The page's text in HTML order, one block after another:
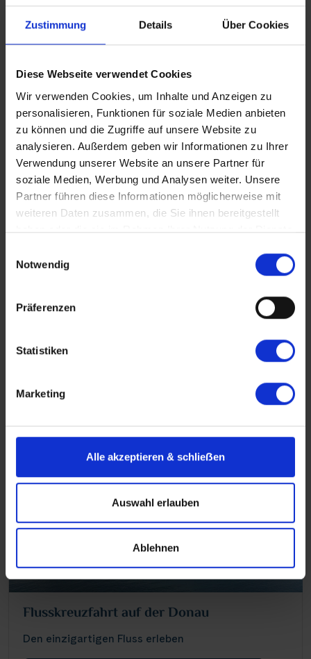
Zustimmung Details Über Cookies
Diese Webseite verwendet Cookies
Wir verwenden Cookies, um Inhalte und Anzeigen zu
personalisieren, Funktionen für soziale Medien anbieten
zu können und die Zugriffe auf unsere Website zu
analysieren. Außerdem geben wir Informationen zu Ihrer
Verwendung unserer Website an unsere Partner für
soziale Medien, Werbung und Analysen weiter. Unsere
Partner führen diese Informationen möglicherweise mit
weiteren Daten zusammen, die Sie ihnen bereitgestellt
haben oder die sie im Rahmen Ihrer Nutzung der Dienste
Notwendig
Präferenzen
Statistiken
Marketing
Alle akzeptieren & schlieẞen
Auswahl erlauben
Ablehnen
Themenreisen
Aktivitäten auf Flusskreuzfahrten
Mehr über Themenreisen erfahren
Flusskreuzfahrten Deutschland
Flusskreuzfahrt auf der Donau
Den einzigartigen Fluss erleben